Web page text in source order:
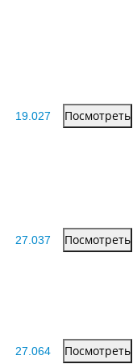
19.027 Посмотреть
27.037 Посмотреть
27.064 Посмотреть